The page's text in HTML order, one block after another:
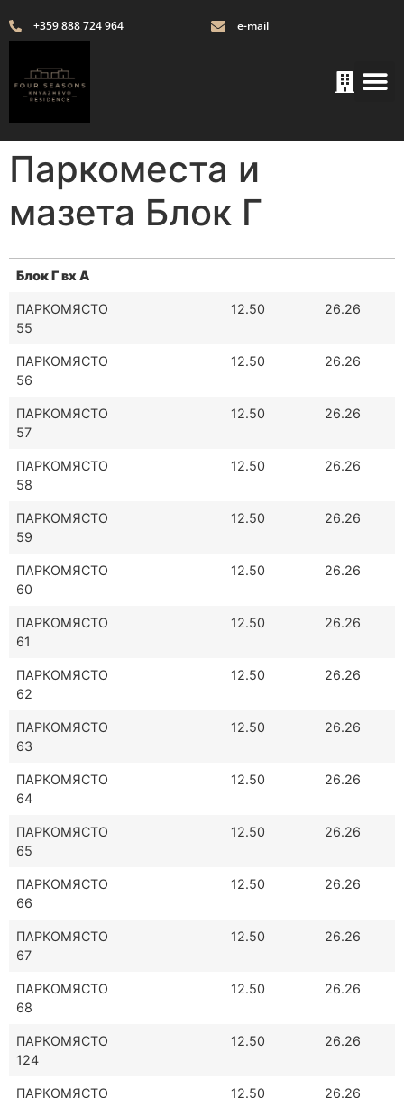
+359 888 724 964 e-mail
Паркоместа и
мазета Блок Г
Блок Г вх А
ПАРКОМЯСТО
55
12.50 26.26
ПАРКОМЯСТО
56
12.50 26.26
ПАРКОМЯСТО
57
12.50 26.26
ПАРКОМЯСТО
58
12.50 26.26
ПАРКОМЯСТО
59
12.50 26.26
ПАРКОМЯСТО
60
12.50 26.26
ПАРКОМЯСТО
61
12.50 26.26
ПАРКОМЯСТО
62
12.50 26.26
ПАРКОМЯСТО
63
12.50 26.26
ПАРКОМЯСТО
64
12.50 26.26
ПАРКОМЯСТО
65
12.50 26.26
ПАРКОМЯСТО
66
12.50 26.26
ПАРКОМЯСТО
67
12.50 26.26
ПАРКОМЯСТО
68
12.50 26.26
ПАРКОМЯСТО
124
12.50 26.26
ПАРКОМЯСТО
12.50 26.26